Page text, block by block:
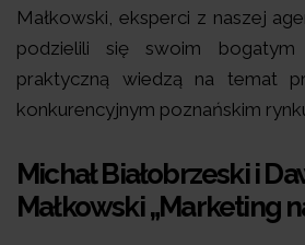
Małkowski, eksperci z naszej
podzielili się swoim bogatym
praktyczną wiedzą na temat
konkurencyjnym poznańskim
Michał Białobrzeski i
Małkowski „Marketing